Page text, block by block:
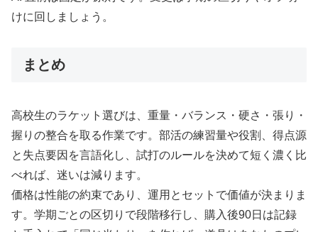
けに回しましょう。
まとめ
高校生のラケット選びは、重量・バランス・硬さ・張り・
握りの整合を取る作業です。部活の練習量や役割、得点源
と失点要因を言語化し、試打のルールを決めて短く濃く比
べれば、迷いは減ります。
価格は性能の約束であり、運用とセットで価値が決まりま
す。学期ごとの区切りで段階移行し、購入後90日は記録